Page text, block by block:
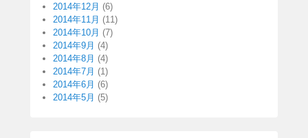
2014年12月 (6)
2014年11月 (11)
2014年10月 (7)
2014年9月 (4)
2014年8月 (4)
2014年7月 (1)
2014年6月 (6)
2014年5月 (5)